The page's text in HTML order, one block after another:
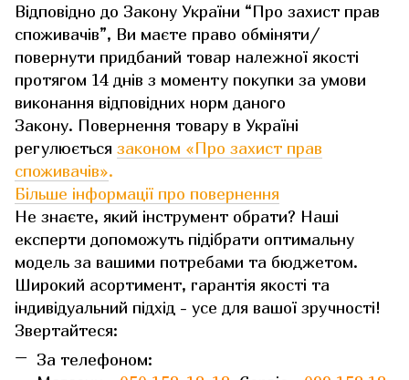
Відповідно до Закону України “Про захист прав
споживачів”, Ви маєте право обміняти/
повернути придбаний товар належної якості
протягом 14 днів з моменту покупки за умови
виконання відповідних норм даного
Закону. Повернення товару в Україні
регулюється законом «Про захист прав
споживачів».
Більше інформації про повернення
Не знаєте, який інструмент обрати? Наші
експерти допоможуть підібрати оптимальну
модель за вашими потребами та бюджетом.
Широкий асортимент, гарантія якості та
індивідуальний підхід - усе для вашої зручності!
Звертайтеся:
За телефоном: